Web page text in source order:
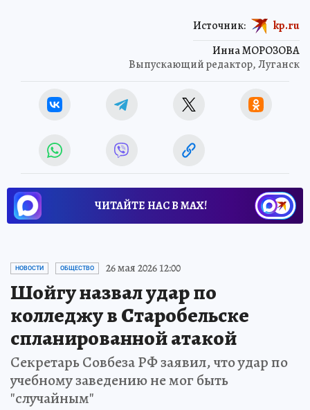
Инна МОРОЗОВА
Выпускающий редактор, Луганск
Источник: kp.ru
ЧИТАЙТЕ НАС В МАХ!
НОВОСТИ ОБЩЕСТВО 26 мая 2026 12:00
Шойгу назвал удар по
колледжу в Старобельске
спланированной атакой
Секретарь Совбеза РФ заявил, что удар по
учебному заведению не мог быть
"случайным"